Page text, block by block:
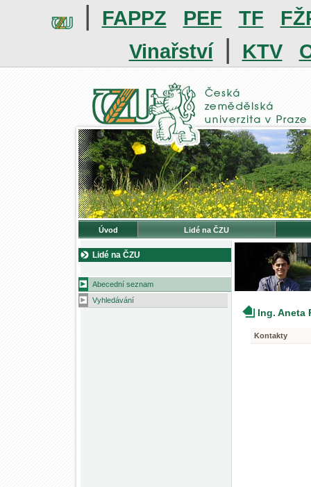
| FAPPZ PEF TF
Vinařství | KTV
Úvod Lidé na ČZU
Lidé na ČZU
Abecední seznam
Vyhledávání
Ing. Aneta
Kontakty